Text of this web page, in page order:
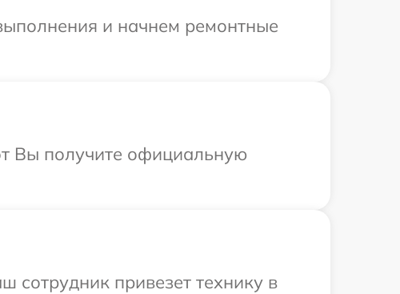
и начнем ремонтные
Вы получите официальную
сотрудник привезет технику в